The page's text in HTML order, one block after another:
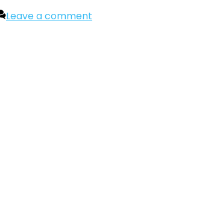
Leave a comment